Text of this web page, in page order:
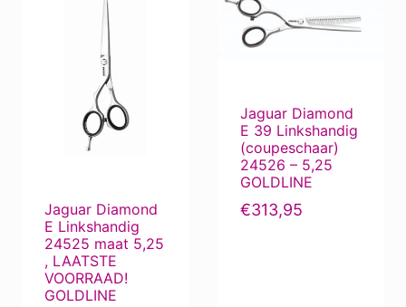
Jaguar Diamond
E Linkshandig
24525 maat 5,25
, LAATSTE
VOORRAAD!
GOLDLINE
Jaguar Diamond
E 39 Linkshandig
(coupeschaar)
24526 – 5,25
GOLDLINE
€313,95